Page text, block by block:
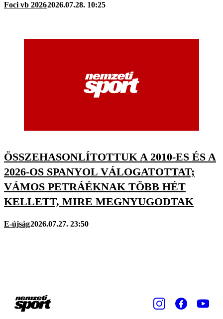
Foci vb 20262026.07.28. 10:25
ÖSSZEHASONLÍTOTTUK A 2010-ES ÉS A
2026-OS SPANYOL VÁLOGATOTTAT;
VÁMOS PETRÁÉKNAK TÖBB HÉT
KELLETT, MIRE MEGNYUGODTAK
E-újság2026.07.27. 23:50